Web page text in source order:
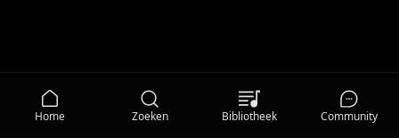
Home Zoeken Bibliotheek Community